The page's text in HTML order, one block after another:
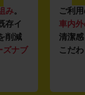
み。
存イ
削減
ズナブ
ご利用
車内
清潔
こだわ